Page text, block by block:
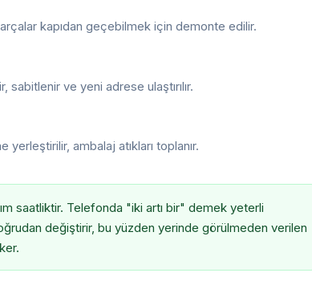
kapıdan geçebilmek için demonte edilir.
ve yeni adrese ulaştırılır.
ambalaj atıkları toplanır.
saatliktir. Telefonda "iki artı bir" demek yeterli
değiştirir, bu yüzden yerinde görülmeden verilen